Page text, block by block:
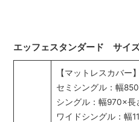
エッフェスタンダード サイ
【マットレスカバー】
セミシングル：幅
シングル：幅970×
ワイドシングル：幅